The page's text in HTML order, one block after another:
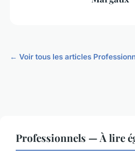
← Voir tous les articles
Professionnels — À lire